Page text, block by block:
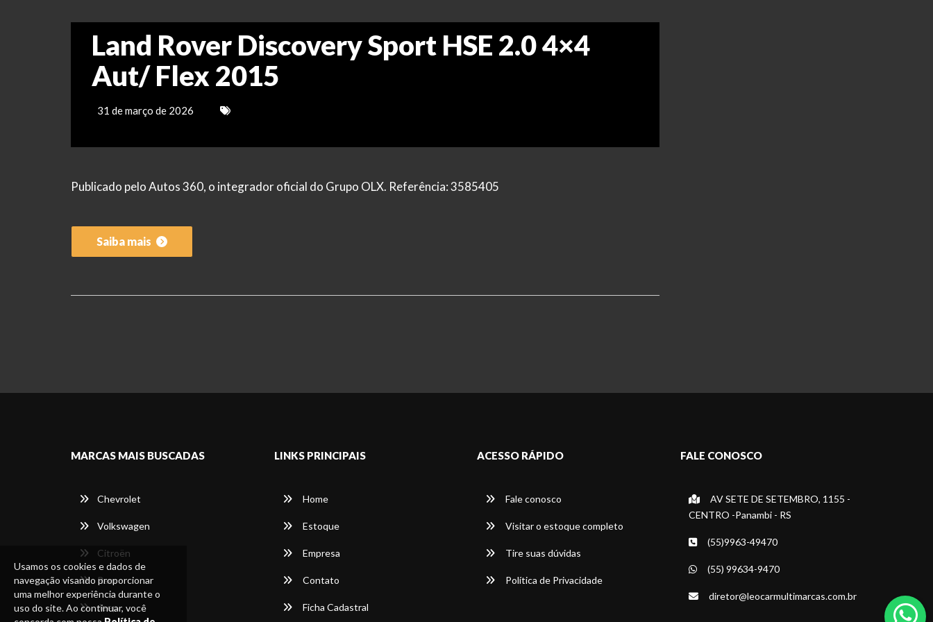
Usamos os cookies e dados de
navegação visando proporcionar
uma melhor experiência durante o
uso do site. Ao continuar, você
Land Rover Discovery Sport HSE 2.0 4×4
Aut/ Flex 2015
31 de março de 2026
Publicado pelo Autos 360, o integrador oficial do Grupo OLX. Referência: 3585405
Saiba mais
MARCAS MAIS BUSCADAS
Chevrolet
Volkswagen
Citroën
Ram
Jeep
LINKS PRINCIPAIS
Home
Estoque
Empresa
Contato
Ficha Cadastral
ACESSO RÁPIDO
Fale conosco
Visitar o estoque completo
Tire suas dúvidas
Política de Privacidade
FALE CONOSCO
AV SETE DE SETEMBRO, 1155 -
CENTRO -Panambi - RS
(55)9963-49470
(55) 99634-9470
diretor@leocarmultimarcas.com.br